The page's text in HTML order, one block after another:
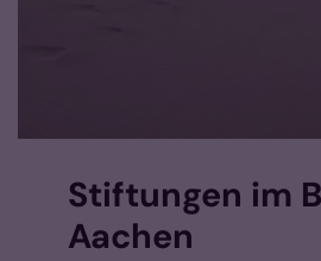
Stiftungen im
Aachen